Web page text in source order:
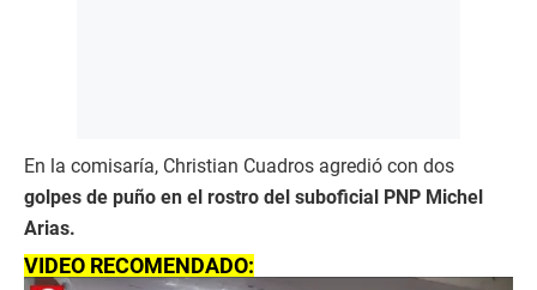
En la comisaría, Christian Cuadros agredió con dos
golpes de puño en el rostro del suboficial PNP Michel
Arias.
VIDEO RECOMENDADO: